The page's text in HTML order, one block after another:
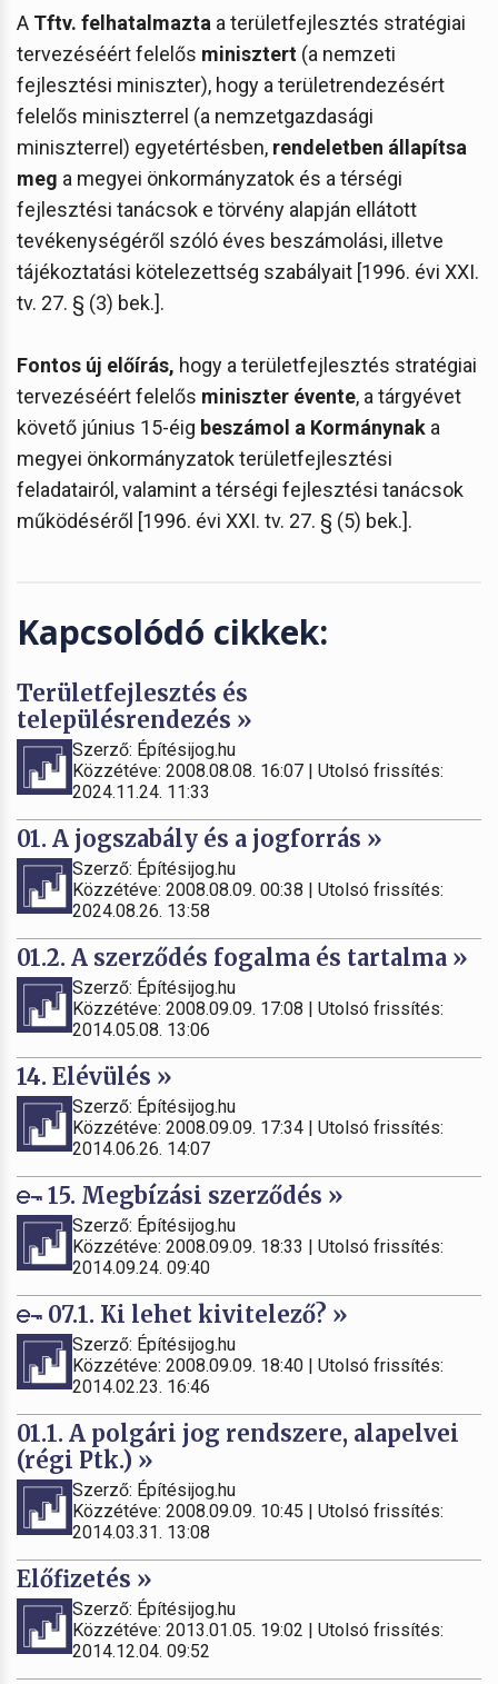
A Tftv. felhatalmazta a területfejlesztés stratégiai
tervezéséért felelős minisztert (a nemzeti
fejlesztési miniszter), hogy a területrendezésért
felelős miniszterrel (a nemzetgazdasági
miniszterrel) egyetértésben, rendeletben állapítsa
meg a megyei önkormányzatok és a térségi
fejlesztési tanácsok e törvény alapján ellátott
tevékenységéről szóló éves beszámolási, illetve
tájékoztatási kötelezettség szabályait [1996. évi XXI.
tv. 27. § (3) bek.].
Fontos új előírás, hogy a területfejlesztés stratégiai
tervezéséért felelős miniszter évente, a tárgyévet
követő június 15-éig beszámol a Kormánynak a
megyei önkormányzatok területfejlesztési
feladatairól, valamint a térségi fejlesztési tanácsok
működéséről [1996. évi XXI. tv. 27. § (5) bek.].
Kapcsolódó cikkek:
Területfejlesztés és
településrendezés »
Szerző: Építésijog.hu
Közzétéve: 2008.08.08. 16:07 | Utolsó frissítés:
2024.11.24. 11:33
01. A jogszabály és a jogforrás »
Szerző: Építésijog.hu
Közzétéve: 2008.08.09. 00:38 | Utolsó frissítés:
2024.08.26. 13:58
01.2. A szerződés fogalma és tartalma »
Szerző: Építésijog.hu
Közzétéve: 2008.09.09. 17:08 | Utolsó frissítés:
2014.05.08. 13:06
14. Elévülés »
Szerző: Építésijog.hu
Közzétéve: 2008.09.09. 17:34 | Utolsó frissítés:
2014.06.26. 14:07
15. Megbízási szerződés »
Szerző: Építésijog.hu
Közzétéve: 2008.09.09. 18:33 | Utolsó frissítés:
2014.09.24. 09:40
07.1. Ki lehet kivitelező? »
Szerző: Építésijog.hu
Közzétéve: 2008.09.09. 18:40 | Utolsó frissítés:
2014.02.23. 16:46
01.1. A polgári jog rendszere, alapelvei
(régi Ptk.) »
Szerző: Építésijog.hu
Közzétéve: 2008.09.09. 10:45 | Utolsó frissítés:
2014.03.31. 13:08
Előfizetés »
Szerző: Építésijog.hu
Közzétéve: 2013.01.05. 19:02 | Utolsó frissítés:
2014.12.04. 09:52